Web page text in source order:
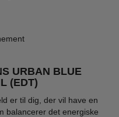
URBAN BLUE
(EDT)
er til dig, der vil have en
balancerer det energiske